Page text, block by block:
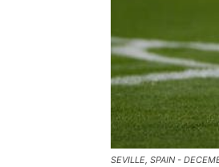
SEVILLE, SPAIN -